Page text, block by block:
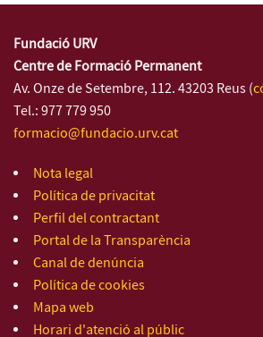
Fundació URV
Centre de Formació Permanent
Av. Onze de Setembre, 112. 43203 Reus (
Tel.: 977 779 950
formacio@fundacio.urv.cat
Nota legal
Política de privacitat
Perfil del contractant
Portal de la Transparència
Canal de denúncia
Política de cookies
Mapa web
Horari d'atenció al públic